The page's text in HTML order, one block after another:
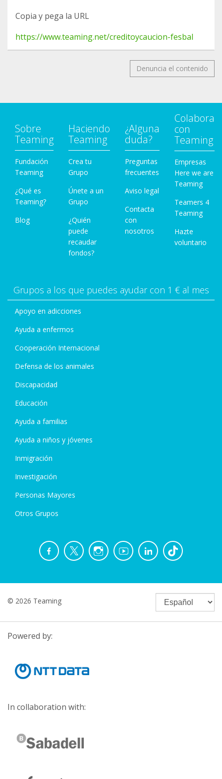
Copia y pega la URL
https://www.teaming.net/creditoycaucion-fesbal
Denuncia el contenido
Sobre
Teaming
Fundación
Teaming
¿Qué es
Teaming?
Blog
Haciendo
Teaming
Crea tu
Grupo
Únete a un
Grupo
¿Quién
puede
recaudar
fondos?
¿Alguna
duda?
Preguntas
frecuentes
Aviso legal
Contacta
con
nosotros
Colabora
con
Teaming
Empresas
Here we are
Teaming
Teamers 4
Teaming
Hazte
voluntario
Grupos a los que puedes ayudar con 1 € al mes
Apoyo en adicciones
Ayuda a enfermos
Cooperación Internacional
Defensa de los animales
Discapacidad
Educación
Ayuda a familias
Ayuda a niños y jóvenes
Inmigración
Investigación
Personas Mayores
Otros Grupos
© 2026 Teaming
Powered by:
In collaboration with: